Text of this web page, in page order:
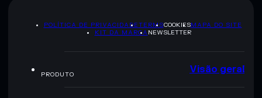
POLÍTICA DE PRIVACIDADETERMSCOOKIESMAPA DO SITE
KIT DA MARCA NEWSLETTER
PRODUTO Visão geral